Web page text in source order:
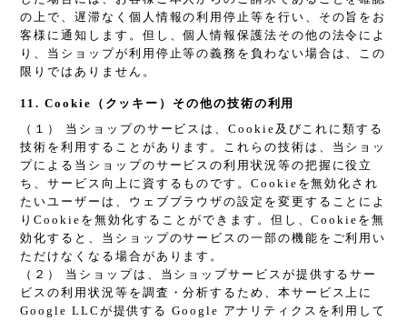
の上で、遅滞なく個人情報の利用停止等を行い、その旨をお
客様に通知します。但し、個人情報保護法その他の法令によ
り、当ショップが利用停止等の義務を負わない場合は、この
限りではありません。
11. Cookie（クッキー）その他の技術の利用
（１） 当ショップのサービスは、Cookie及びこれに類する
技術を利用することがあります。これらの技術は、当ショッ
プによる当ショップのサービスの利用状況等の把握に役立
ち、サービス向上に資するものです。Cookieを無効化され
たいユーザーは、ウェブブラウザの設定を変更することによ
りCookieを無効化することができます。但し、Cookieを無
効化すると、当ショップのサービスの一部の機能をご利用い
ただけなくなる場合があります。
（２） 当ショップは、当ショップサービスが提供するサー
ビスの利用状況等を調査・分析するため、本サービス上に
Google LLCが提供する Google アナリティクスを利用して